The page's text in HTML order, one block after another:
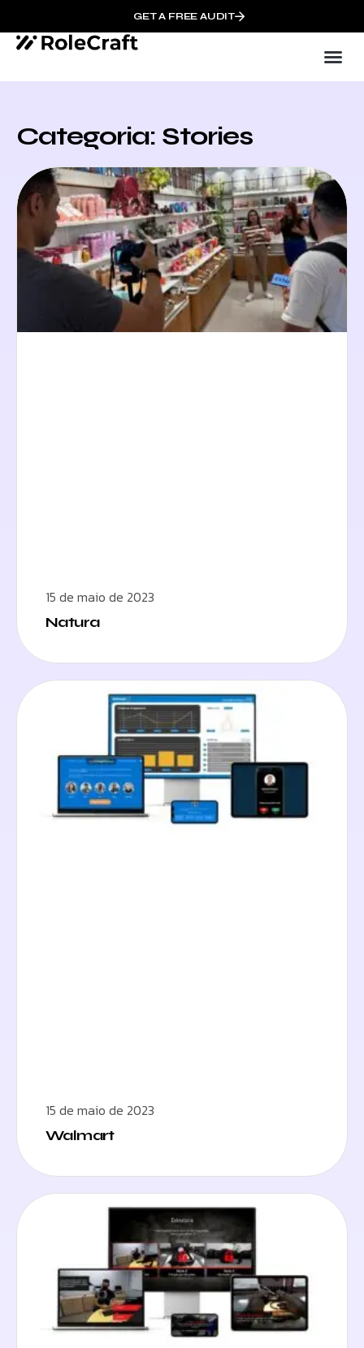
GET A FREE AUDIT
Categoria: Stories
15 de maio de 2023
Natura
15 de maio de 2023
Walmart